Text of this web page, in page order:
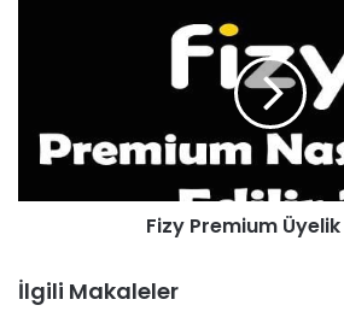
Fizy Premium
İlgili Makaleler